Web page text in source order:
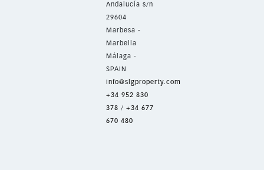
Andalucía s/n
29604
Marbesa -
Marbella
Málaga -
SPAIN
info@slgproperty.com
+34 952 830
378 / +34 677
670 480